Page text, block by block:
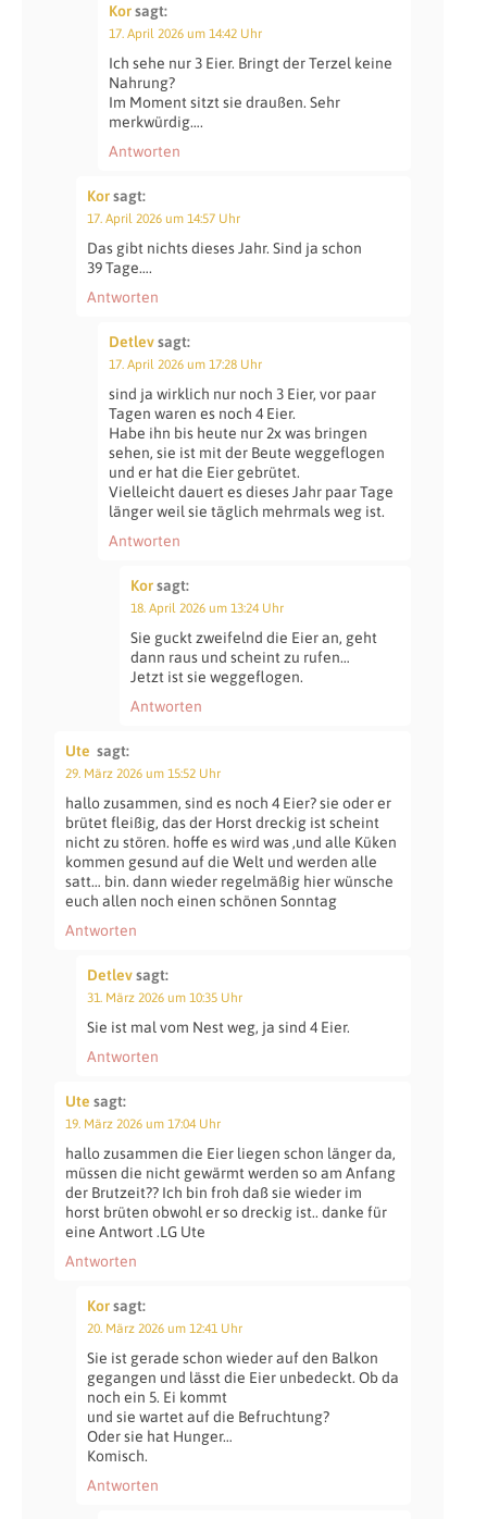
Korsagt:
17. April 2026 um 14:42 Uhr
Ich sehe nur 3 Eier. Bringt der Terzel keine
Nahrung?
Im Moment sitzt sie draußen. Sehr
merkwürdig….
Antworten
Korsagt:
17. April 2026 um 14:57 Uhr
Das gibt nichts dieses Jahr. Sind ja schon
39 Tage….
Antworten
Detlevsagt:
17. April 2026 um 17:28 Uhr
sind ja wirklich nur noch 3 Eier, vor paar
Tagen waren es noch 4 Eier.
Habe ihn bis heute nur 2x was bringen
sehen, sie ist mit der Beute weggeflogen
und er hat die Eier gebrütet.
Vielleicht dauert es dieses Jahr paar Tage
länger weil sie täglich mehrmals weg ist.
Antworten
Korsagt:
18. April 2026 um 13:24 Uhr
Sie guckt zweifelnd die Eier an, geht
dann raus und scheint zu rufen…
Jetzt ist sie weggeflogen.
Antworten
Ute sagt:
29. März 2026 um 15:52 Uhr
hallo zusammen, sind es noch 4 Eier? sie oder er
brütet fleißig, das der Horst dreckig ist scheint
nicht zu stören. hoffe es wird was ,und alle Küken
kommen gesund auf die Welt und werden alle
satt… bin. dann wieder regelmäßig hier wünsche
euch allen noch einen schönen Sonntag
Antworten
Detlevsagt:
31. März 2026 um 10:35 Uhr
Sie ist mal vom Nest weg, ja sind 4 Eier.
Antworten
Ute sagt:
19. März 2026 um 17:04 Uhr
hallo zusammen die Eier liegen schon länger da,
müssen die nicht gewärmt werden so am Anfang
der Brutzeit?? Ich bin froh daß sie wieder im
horst brüten obwohl er so dreckig ist.. danke für
eine Antwort .LG Ute
Antworten
Korsagt:
20. März 2026 um 12:41 Uhr
Sie ist gerade schon wieder auf den Balkon
gegangen und lässt die Eier unbedeckt. Ob da
noch ein 5. Ei kommt
und sie wartet auf die Befruchtung?
Oder sie hat Hunger…
Komisch.
Antworten